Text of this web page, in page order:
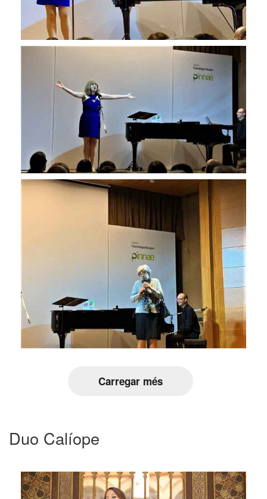
Carregar més
Duo Calíope